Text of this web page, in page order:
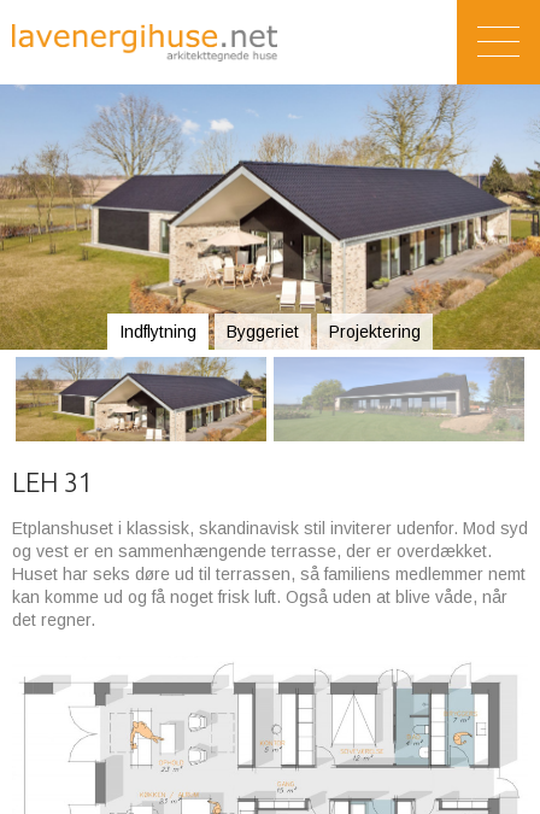
Indflytning Byggeriet Projektering
LEH 31
Etplanshuset i klassisk, skandinavisk stil inviterer udenfor. Mod syd
og vest er en sammenhængende terrasse, der er overdækket.
Huset har seks døre ud til terrassen, så familiens medlemmer nemt
kan komme ud og få noget frisk luft. Også uden at blive våde, når
det regner.